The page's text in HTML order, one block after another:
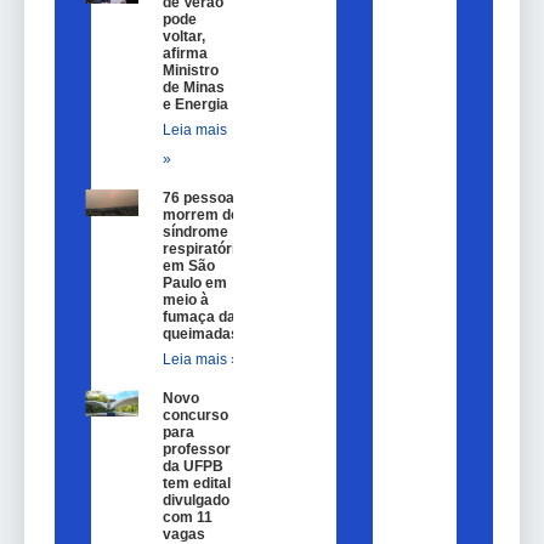
pode
voltar,
afirma
Ministro
de Minas
e Energia
Leia mais
»
76 pessoas
morrem de
síndrome
respiratória
em São
Paulo em
meio à
fumaça das
queimadas
Leia mais »
Novo
concurso
para
professor
da UFPB
tem edital
divulgado
com 11
vagas